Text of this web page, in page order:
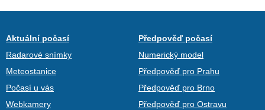
Aktuální počasí
Radarové snímky
Meteostanice
Počasí u vás
Webkamery
Předpověď počasí
Numerický model
Předpověď pro Prahu
Předpověď pro Brno
Předpověď pro Ostravu